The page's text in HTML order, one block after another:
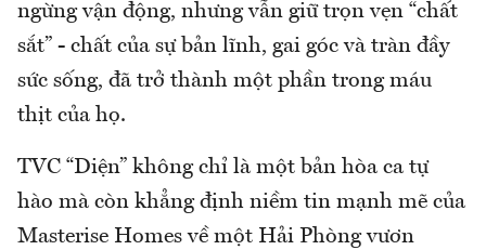
ngừng vận động, nhưng vẫn giữ trọn vẹn “chất
sắt” - chất của sự bản lĩnh, gai góc và tràn đầy
sức sống, đã trở thành một phần trong máu
thịt của họ.
TVC “Diện” không chỉ là một bản hòa ca tự
hào mà còn khẳng định niềm tin mạnh mẽ của
Masterise Homes về một Hải Phòng vươn